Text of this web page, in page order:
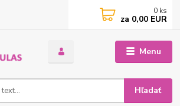
Menu
Hľadať
0 ks
za 0,00 EUR